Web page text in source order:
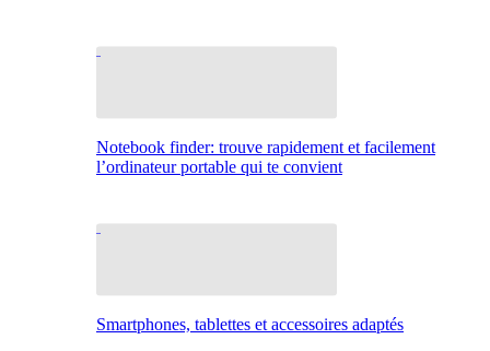
Notebook finder: trouve rapidement et facilement
l’ordinateur portable qui te convient
Smartphones, tablettes et accessoires adaptés